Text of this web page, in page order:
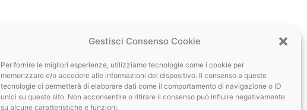
Gestisci Consenso Cookie
Per fornire le migliori esperienze, utilizziamo tecnologie come i cookie per
memorizzare e/o accedere alle informazioni del dispositivo. Il consenso a queste
tecnologie ci permetterà di elaborare dati come il comportamento di navigazione o ID
unici su questo sito. Non acconsentire o ritirare il consenso può influire negativamente
su alcune caratteristiche e funzioni.